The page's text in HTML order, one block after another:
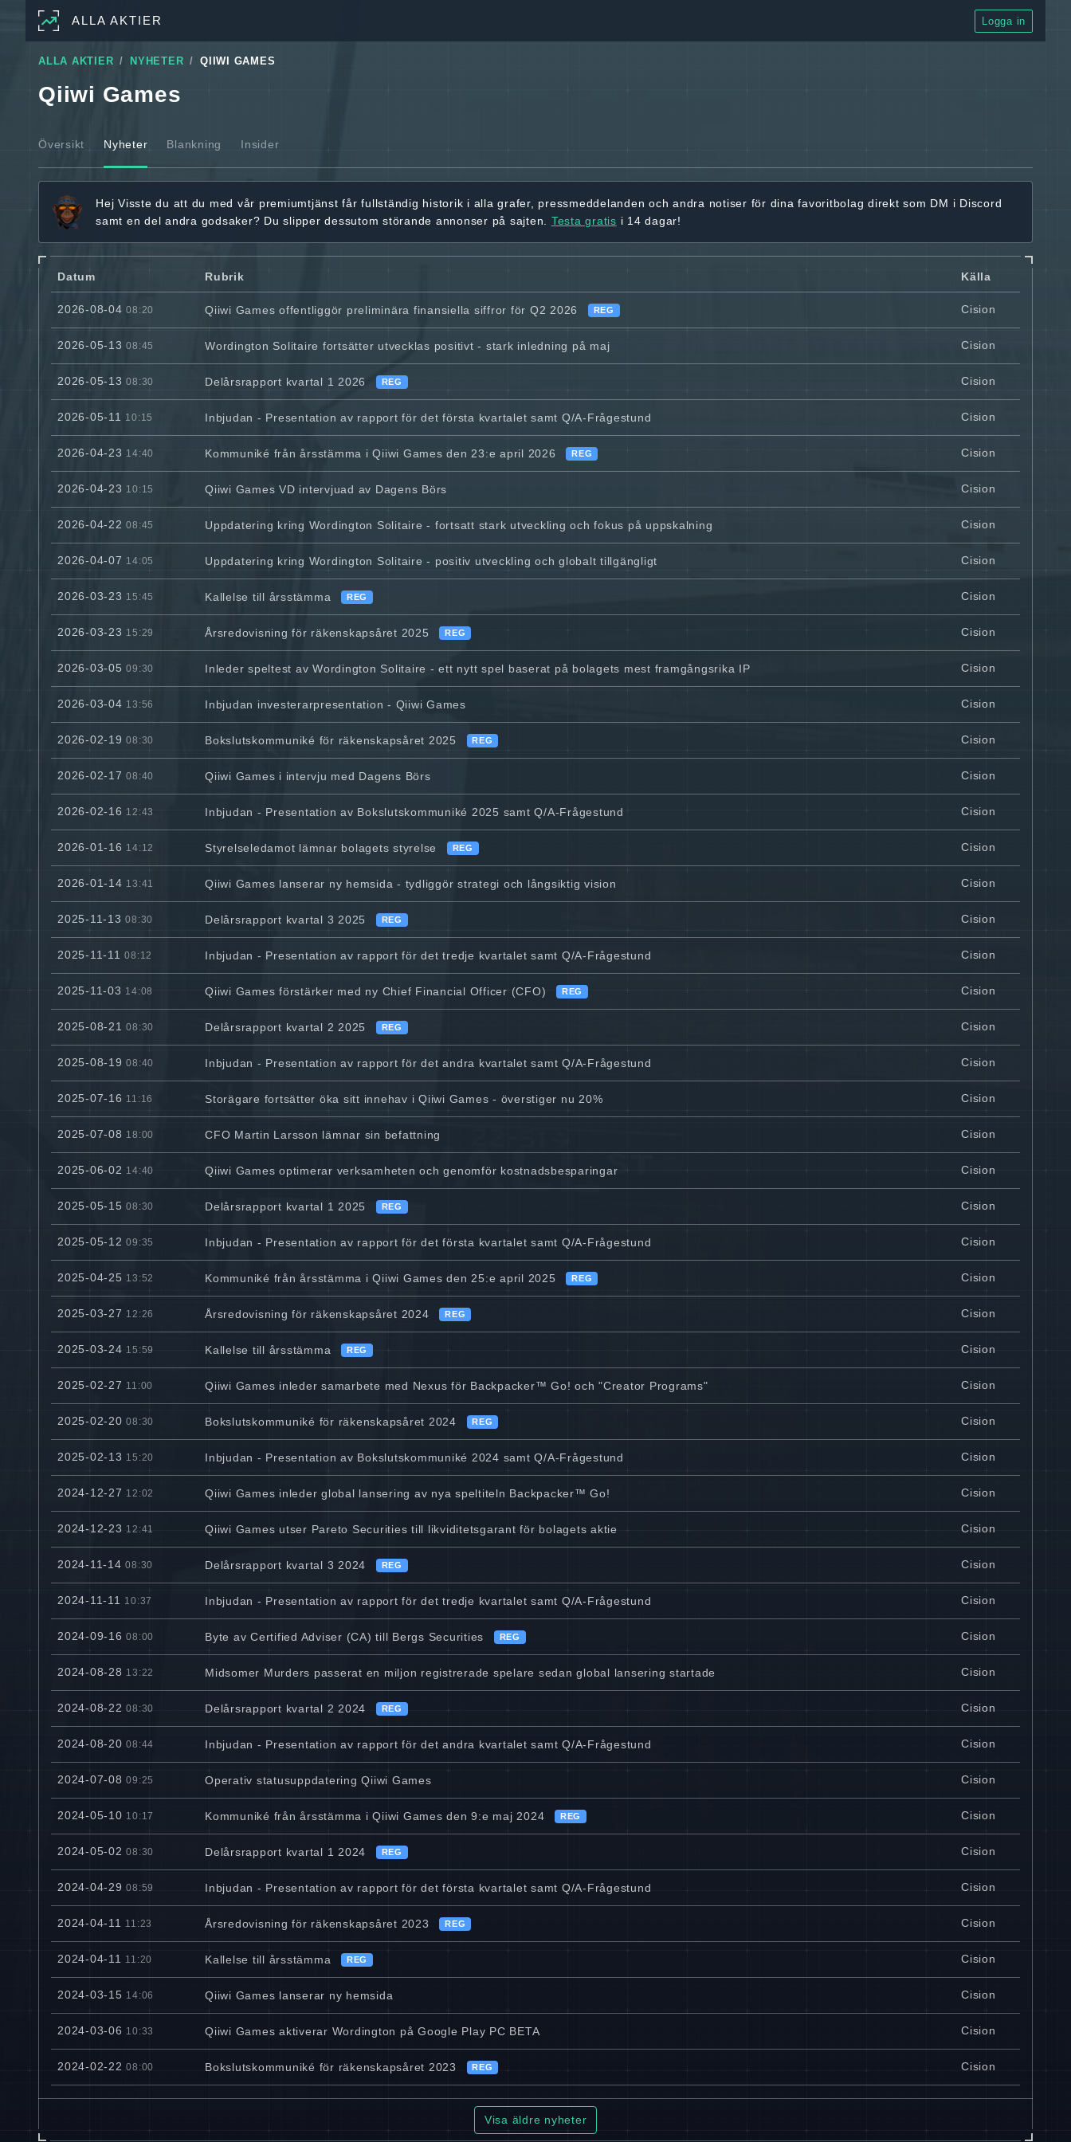
ALLA AKTIER Logga in
ALLA AKTIER NYHETER QIIWI GAMES
Qiiwi Games
Översikt Nyheter Blankning Insider
Hej Visste du att du med vår premiumtjänst fårfullständig historik i alla grafer, pressmeddelanden och andra notiser för dina favoritbolag direkt som DM i Discord
samt en del andra godsaker? Du slipper dessutom störande annonser på sajten. Testa gratis i 14 dagar!
Datum Rubrik Källa
2026-08-04 08:20 Qiiwi Games offentliggör preliminära finansiella siffror för Q2 2026 REG Cision
2026-05-13 08:45 Wordington Solitaire fortsätter utvecklas positivt - stark inledning på maj Cision
2026-05-13 08:30 Delårsrapport kvartal 1 2026 REG Cision
2026-05-11 10:15 Inbjudan - Presentation av rapport för det första kvartalet samt Q/A-Frågestund Cision
2026-04-23 14:40 Kommuniké från årsstämma i Qiiwi Games den 23:e april 2026 REG Cision
2026-04-23 10:15 Qiiwi Games VD intervjuad av Dagens Börs Cision
2026-04-22 08:45 Uppdatering kring Wordington Solitaire - fortsatt stark utveckling och fokus på uppskalning Cision
2026-04-07 14:05 Uppdatering kring Wordington Solitaire - positiv utveckling och globalt tillgängligt Cision
2026-03-23 15:45 Kallelse till årsstämma REG Cision
2026-03-23 15:29 Årsredovisning för räkenskapsåret 2025 REG Cision
2026-03-05 09:30 Inleder speltest av Wordington Solitaire - ett nytt spel baserat på bolagets mest framgångsrika IP Cision
2026-03-04 13:56 Inbjudan investerarpresentation - Qiiwi Games Cision
2026-02-19 08:30 Bokslutskommuniké för räkenskapsåret 2025 REG Cision
2026-02-17 08:40 Qiiwi Games i intervju med Dagens Börs Cision
2026-02-16 12:43 Inbjudan - Presentation av Bokslutskommuniké 2025 samt Q/A-Frågestund Cision
2026-01-16 14:12 Styrelseledamot lämnar bolagets styrelse REG Cision
2026-01-14 13:41 Qiiwi Games lanserar ny hemsida - tydliggör strategi och långsiktig vision Cision
2025-11-13 08:30 Delårsrapport kvartal 3 2025 REG Cision
2025-11-11 08:12 Inbjudan - Presentation av rapport för det tredje kvartalet samt Q/A-Frågestund Cision
2025-11-03 14:08 Qiiwi Games förstärker med ny Chief Financial Officer (CFO) REG Cision
2025-08-21 08:30 Delårsrapport kvartal 2 2025 REG Cision
2025-08-19 08:40 Inbjudan - Presentation av rapport för det andra kvartalet samt Q/A-Frågestund Cision
2025-07-16 11:16 Storägare fortsätter öka sitt innehav i Qiiwi Games - överstiger nu 20% Cision
2025-07-08 18:00 CFO Martin Larsson lämnar sin befattning Cision
2025-06-02 14:40 Qiiwi Games optimerar verksamheten och genomför kostnadsbesparingar Cision
2025-05-15 08:30 Delårsrapport kvartal 1 2025 REG Cision
2025-05-12 09:35 Inbjudan - Presentation av rapport för det första kvartalet samt Q/A-Frågestund Cision
2025-04-25 13:52 Kommuniké från årsstämma i Qiiwi Games den 25:e april 2025 REG Cision
2025-03-27 12:26 Årsredovisning för räkenskapsåret 2024 REG Cision
2025-03-24 15:59 Kallelse till årsstämma REG Cision
2025-02-27 11:00 Qiiwi Games inleder samarbete med Nexus för Backpacker™ Go! och "Creator Programs" Cision
2025-02-20 08:30 Bokslutskommuniké för räkenskapsåret 2024 REG Cision
2025-02-13 15:20 Inbjudan - Presentation av Bokslutskommuniké 2024 samt Q/A-Frågestund Cision
2024-12-27 12:02 Qiiwi Games inleder global lansering av nya speltiteln Backpacker™ Go! Cision
2024-12-23 12:41 Qiiwi Games utser Pareto Securities till likviditetsgarant för bolagets aktie Cision
2024-11-14 08:30 Delårsrapport kvartal 3 2024 REG Cision
2024-11-11 10:37 Inbjudan - Presentation av rapport för det tredje kvartalet samt Q/A-Frågestund Cision
2024-09-16 08:00 Byte av Certified Adviser (CA) till Bergs Securities REG Cision
2024-08-28 13:22 Midsomer Murders passerat en miljon registrerade spelare sedan global lansering startade Cision
2024-08-22 08:30 Delårsrapport kvartal 2 2024 REG Cision
2024-08-20 08:44 Inbjudan - Presentation av rapport för det andra kvartalet samt Q/A-Frågestund Cision
2024-07-08 09:25 Operativ statusuppdatering Qiiwi Games Cision
2024-05-10 10:17 Kommuniké från årsstämma i Qiiwi Games den 9:e maj 2024 REG Cision
2024-05-02 08:30 Delårsrapport kvartal 1 2024 REG Cision
2024-04-29 08:59 Inbjudan - Presentation av rapport för det första kvartalet samt Q/A-Frågestund Cision
2024-04-11 11:23 Årsredovisning för räkenskapsåret 2023 REG Cision
2024-04-11 11:20 Kallelse till årsstämma REG Cision
2024-03-15 14:06 Qiiwi Games lanserar ny hemsida Cision
2024-03-06 10:33 Qiiwi Games aktiverar Wordington på Google Play PC BETA Cision
2024-02-22 08:00 Bokslutskommuniké för räkenskapsåret 2023 REG Cision
Visa äldre nyheter